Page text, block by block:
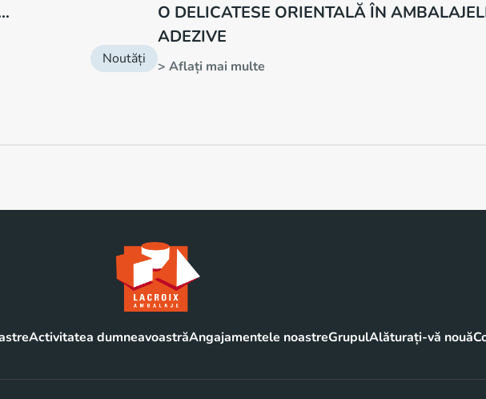
Noutăți
O DELICATESE ORIENTALĂ ÎN
ADEZIVE
> Aflați mai multe
Activitatea dumneavoastrăAngajamentele noastreGrupulAlăturați-vă nouă